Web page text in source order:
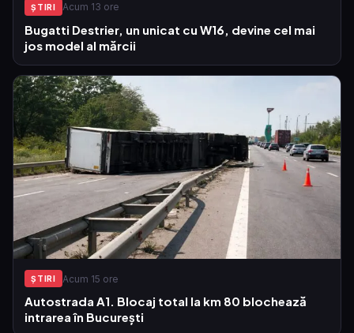
ŞTIRI Acum 13 ore
Bugatti Destrier, un unicat cu W16, devine cel mai
jos model al mărcii
ŞTIRI Acum 15 ore
Autostrada A1. Blocaj total la km 80 blochează
intrarea în București